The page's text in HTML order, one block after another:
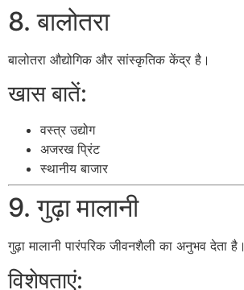
8. बालोतरा
बालोतरा औद्योगिक और सांस्कृतिक केंद्र है।
खास बातें:
वस्त्र उद्योग
अजरख प्रिंट
स्थानीय बाजार
9. गुढ़ा मालानी
गुढ़ा मालानी पारंपरिक जीवनशैली का अनुभव देता है।
विशेषताएं: